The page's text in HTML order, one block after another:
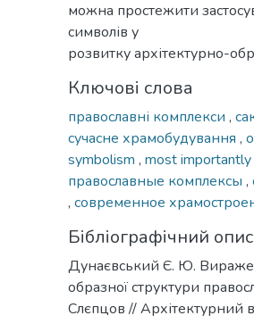
можна простежити
символів у
розвитку архітектурно-
Ключові слова
православні комплекси ,
сучасне храмобудування ,
symbolism , most
православные комплексы ,
, современное
Бібліографічний опис
Дунаєвський Є. Ю.
образної структури
Слєпцов // Архітектурний